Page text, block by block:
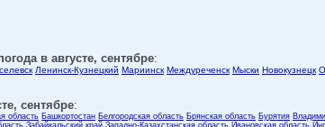
в августе, сентябре:
Ленинск-Кузнецкий Мариинск Междуреченск Мыски Новокузнецк
сентябре:
область Башкортостан Белгородская область Брянская область Бурятия
Забайкальский край Западно-Казахстанская область Ивановская область